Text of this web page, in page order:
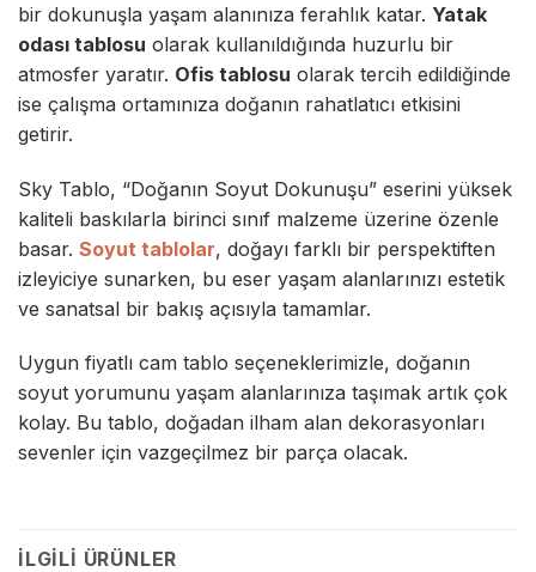
bir dokunuşla yaşam alanınıza ferahlık katar. Yatak
odası tablosu olarak kullanıldığında huzurlu bir
atmosfer yaratır. Ofis tablosu olarak tercih edildiğinde
ise çalışma ortamınıza doğanın rahatlatıcı etkisini
getirir.
Sky Tablo, “Doğanın Soyut Dokunuşu” eserini yüksek
kaliteli baskılarla birinci sınıf malzeme üzerine özenle
basar. Soyut tablolar, doğayı farklı bir perspektiften
izleyiciye sunarken, bu eser yaşam alanlarınızı estetik
ve sanatsal bir bakış açısıyla tamamlar.
Uygun fiyatlı cam tablo seçeneklerimizle, doğanın
soyut yorumunu yaşam alanlarınıza taşımak artık çok
kolay. Bu tablo, doğadan ilham alan dekorasyonları
sevenler için vazgeçilmez bir parça olacak.
İLGILI ÜRÜNLER